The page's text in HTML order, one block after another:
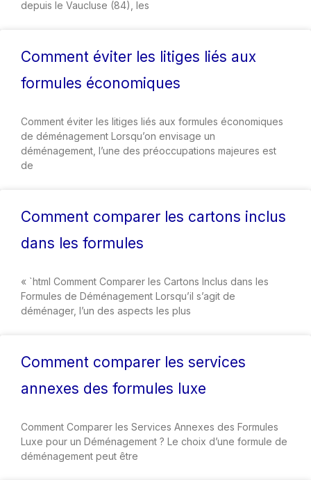
depuis le Vaucluse (84), les
Comment éviter les litiges liés aux
formules économiques
Comment éviter les litiges liés aux formules économiques
de déménagement Lorsqu’on envisage un
déménagement, l’une des préoccupations majeures est
de
Comment comparer les cartons inclus
dans les formules
« `html Comment Comparer les Cartons Inclus dans les
Formules de Déménagement Lorsqu’il s’agit de
déménager, l’un des aspects les plus
Comment comparer les services
annexes des formules luxe
Comment Comparer les Services Annexes des Formules
Luxe pour un Déménagement ? Le choix d’une formule de
déménagement peut être